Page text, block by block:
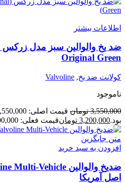
اطلاعات بیشتر
Original Green
کولانت ضد یخ,
Valvoline
ناموجود
3,550,000 تومان
بود.3,200,000 تومانقیمت فعلی: 3,200,000 تومان.
افزودن به سبد خرید
اصل آمریکا